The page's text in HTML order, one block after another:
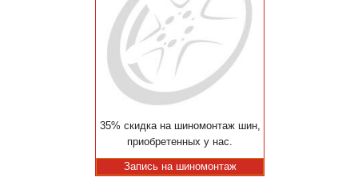
35% скидка на шиномонтаж шин,
приобретенных у нас.
Запись на шиномонтаж